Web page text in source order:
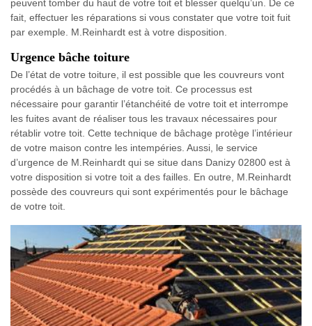
peuvent tomber du haut de votre toit et blesser quelqu’un. De ce
fait, effectuer les réparations si vous constater que votre toit fuit
par exemple. M.Reinhardt est à votre disposition.
Urgence bâche toiture
De l’état de votre toiture, il est possible que les couvreurs vont
procédés à un bâchage de votre toit. Ce processus est
nécessaire pour garantir l’étanchéité de votre toit et interrompe
les fuites avant de réaliser tous les travaux nécessaires pour
rétablir votre toit. Cette technique de bâchage protège l’intérieur
de votre maison contre les intempéries. Aussi, le service
d’urgence de M.Reinhardt qui se situe dans Danizy 02800 est à
votre disposition si votre toit a des failles. En outre, M.Reinhardt
possède des couvreurs qui sont expérimentés pour le bâchage
de votre toit.